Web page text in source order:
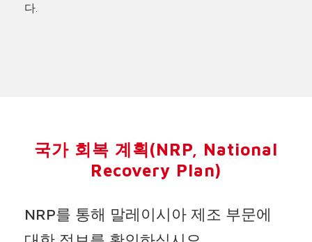
다.
국가 회복 계획(NRP, National
Recovery Plan)
NRP를 통해 말레이시아 제조 부문에